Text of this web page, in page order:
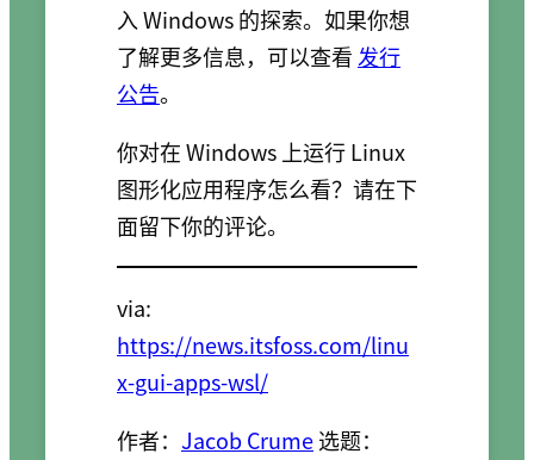
入 Windows 的探索。如果你想
了解更多信息，可以查看发行
公告。
你对在 Windows 上运行 Linux
图形化应用程序怎么看？请在下
面留下你的评论。
via:
https://news.itsfoss.com/linu
x-gui-apps-wsl/
作者： Jacob Crume选题：